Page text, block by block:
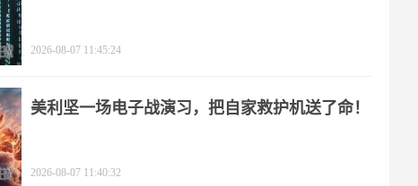
2026-08-07 11:45:24
美利坚一场电子战演习，把自家救护机送了命！
2026-08-07 11:40:32